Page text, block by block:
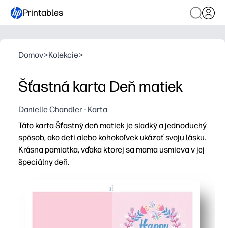
Printables
Domov>Kolekcie>
Šťastná karta Deň matiek
Danielle Chandler - Karta
Táto karta Šťastný deň matiek je sladký a jednoduchý
spôsob, ako deti alebo kohokoľvek ukázať svoju lásku.
Krásna pamiatka, vďaka ktorej sa mama usmieva v jej
špeciálny deň.
Môžete tlačiť, skladať a prihlásiť v priebehu
Získate dizajn vhodný pre deti, ktorý sa dá ľahko
Môžete vytlačiť jednu alebo celú triednu súpravu -